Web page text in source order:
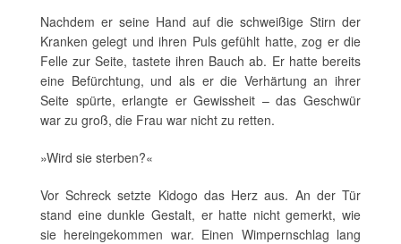
Nachdem er seine Hand auf die schweißige Stirn der
Kranken gelegt und ihren Puls gefühlt hatte, zog er die
Felle zur Seite, tastete ihren Bauch ab. Er hatte bereits
eine Befürchtung, und als er die Verhärtung an ihrer
Seite spürte, erlangte er Gewissheit – das Geschwür
war zu groß, die Frau war nicht zu retten.
»Wird sie sterben?«
Vor Schreck setzte Kidogo das Herz aus. An der Tür
stand eine dunkle Gestalt, er hatte nicht gemerkt, wie
sie hereingekommen war. Einen Wimpernschlag lang